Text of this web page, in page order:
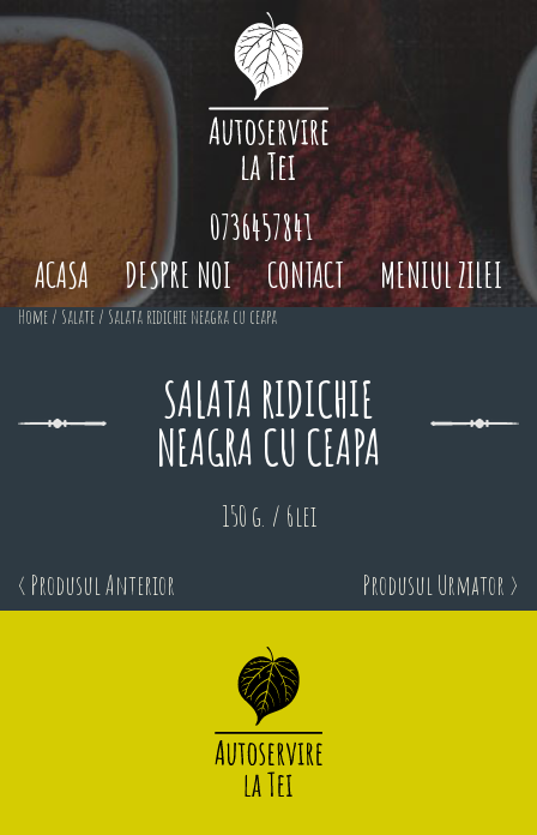
ACASA DESPRE NOI CONTACT MENIUL ZILEI
0736457841
Home / Salate / Salata ridichie neagra cu ceapa
SALATA RIDICHIE
NEAGRA CU CEAPA
150 g. / 6lei
< Produsul Anterior Produsul Urmator >